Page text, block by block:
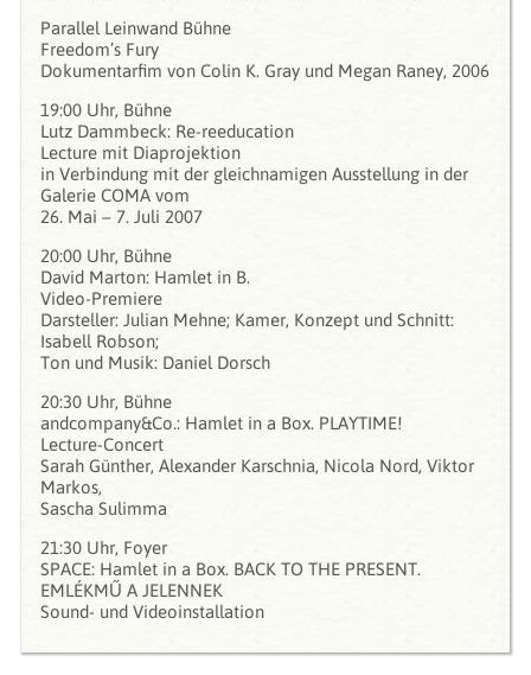
Parallel Leinwand Bühne
Freedom’s Fury
Dokumentarfim von Colin K. Gray und Megan Raney, 2006
19:00 Uhr, Bühne
Lutz Dammbeck: Re-reeducation
Lecture mit Diaprojektion
in Verbindung mit der gleichnamigen Ausstellung in der
Galerie COMA vom
26. Mai – 7. Juli 2007
20:00 Uhr, Bühne
David Marton: Hamlet in B.
Video-Premiere
Darsteller: Julian Mehne; Kamer, Konzept und Schnitt:
Isabell Robson;
Ton und Musik: Daniel Dorsch
20:30 Uhr, Bühne
andcompany&Co.: Hamlet in a Box. PLAYTIME!
Lecture-Concert
Sarah Günther, Alexander Karschnia, Nicola Nord, Viktor
Markos,
Sascha Sulimma
21:30 Uhr, Foyer
SPACE: Hamlet in a Box. BACK TO THE PRESENT.
EMLÉKMŰ A JELENNEK
Sound- und Videoinstallation